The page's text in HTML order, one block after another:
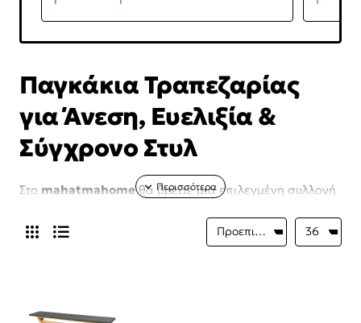
Παγκάκια Τραπεζαρίας
για Άνεση, Ευελιξία &
Σύγχρονο Στυλ
Στο mahatmahomeθα βρείτε μια επιλεγμένη συλλογή
προσθέσετε λειτουργικότητα και μοντέρνα αισθητική
παγκάκια τραπεζαρίας
χώρου.